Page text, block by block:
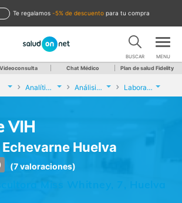
te regalamos -5% de descuento para tu compra
BUSCAR MENU
Videoconsulta Chat Médico Plan de salud Fidelity
Analíticas y Genética Análisis de VIH Laboratorio Echevarne Huelva
VIH
Huelva
(7 valoraciones)